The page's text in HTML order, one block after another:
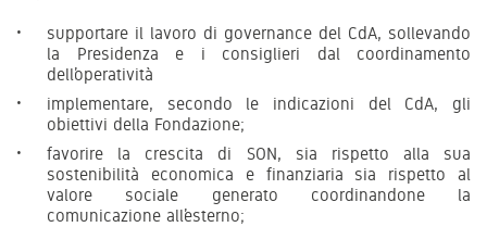
supportare il lavoro di governance del CdA, sollevando
la Presidenza e i consiglieri dal coordinamento
dell’operatività
implementare, secondo le indicazioni del CdA, gli
obiettivi della Fondazione;
favorire la crescita di SON, sia rispetto alla sua
sostenibilità economica e finanziaria sia rispetto al
valore sociale generato coordinandone la
comunicazione all’esterno;